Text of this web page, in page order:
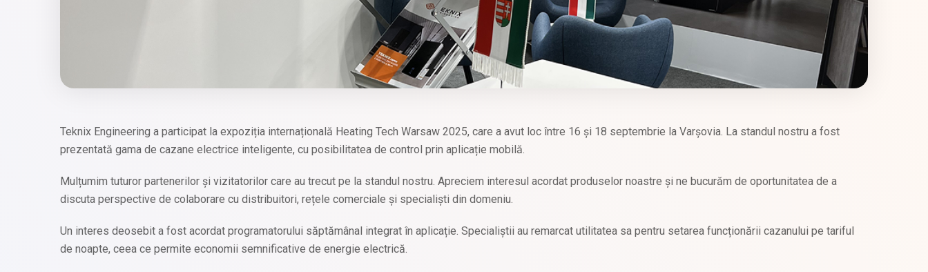
Teknix Engineering a participat la expoziția internațională Heating Tech Warsaw 2025, care a avut loc între 16 și 18 septembrie la Varșovia. La standul nostru a fost
prezentată gama de cazane electrice inteligente, cu posibilitatea de control prin aplicație mobilă.
Mulțumim tuturor partenerilor și vizitatorilor care au trecut pe la standul nostru. Apreciem interesul acordat produselor noastre și ne bucurăm de oportunitatea de a
discuta perspective de colaborare cu distribuitori, rețele comerciale și specialiști din domeniu.
Un interes deosebit a fost acordat programatorului săptămânal integrat în aplicație. Specialiștii au remarcat utilitatea sa pentru setarea funcționării cazanului pe tariful
de noapte, ceea ce permite economii semnificative de energie electrică.